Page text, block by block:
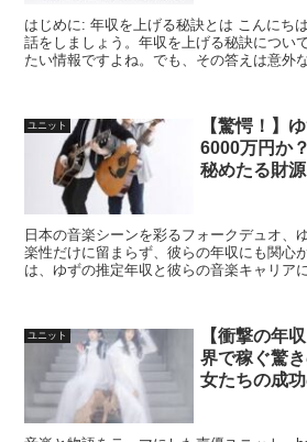
はじめに: 年収を上げる秘訣とは こんにち
話をしましょう。年収を上げる秘訣につい
たい情報ですよね。でも、その答えは意外
ユニット
【驚愕！】
6000万円か
秘めたる財
日本の音楽シーンを彩るフォークデュオ、
楽性だけに留まらず、彼らの年収にも関心
は、ゆずの推定年収と彼らの音楽キャリア
ユニット
【衝撃の年
界で稼ぐ驚
女たちの成